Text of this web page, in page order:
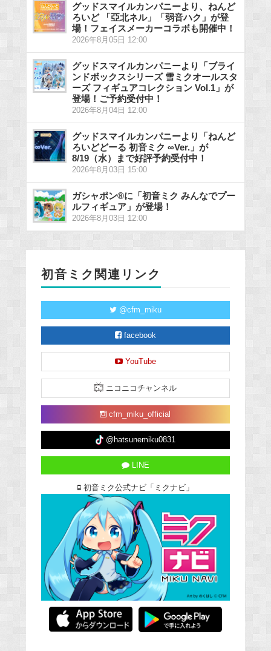
グッドスマイルカンパニーより、ねんど
ろいど 「亞北ネル」「弱音ハク」が登
場！フェイスメーカーコラボも開催中！
2026年8月05日 12:00
グッドスマイルカンパニーより「ブライ
ンドボックスシリーズ 雪ミクオールスタ
ーズ フィギュアコレクション Vol.1」が
登場！ご予約受付中！
2026年8月04日 12:00
グッドスマイルカンパニーより「ねんど
ろいどどーる 初音ミク ∞Ver.」が
8/19（水）まで好評予約受付中！
2026年8月03日 15:00
ガシャポン®に「初音ミク みんなでプー
ルフィギュア」が登場！
2026年8月03日 12:00
初音ミク関連リンク
@cfm_miku
facebook
YouTube
ニコニコチャンネル
cfm_miku_official
@hatsunemiku0831
LINE
初音ミク公式ナビ「ミクナビ」